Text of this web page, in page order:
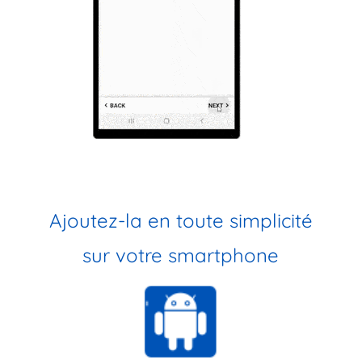
Ajoutez-la en toute simplicité
sur votre smartphone